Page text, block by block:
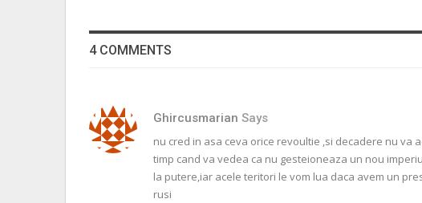
4 COMMENTS
Ghircusmarian Says
nu cred in asa ceva orice revoultie ,si decadere nu va
timp cand va vedea ca nu gesteioneaza un nou
la putere,iar acele teritori le vom lua daca avem un
rusi